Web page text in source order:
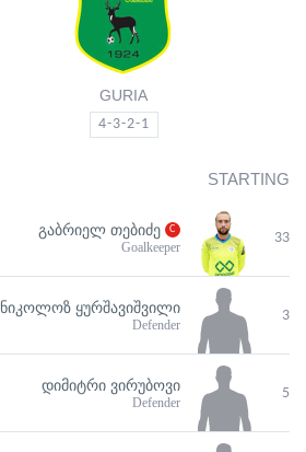
GURIA
4-3-2-1
STARTING
33
ᲒᲐᲑᲠᲘᲔᲚ ᲗᲔᲑᲘᲫᲔ
Goalkeeper
3
ᲜᲘᲙᲝᲚᲝᲖ ᲧᲣᲠᲨᲐᲕᲘᲨᲕᲘᲚᲘ
Defender
5
ᲓᲘᲛᲘᲢᲠᲘ ᲕᲘᲠᲣᲑᲝᲕᲘ
Defender